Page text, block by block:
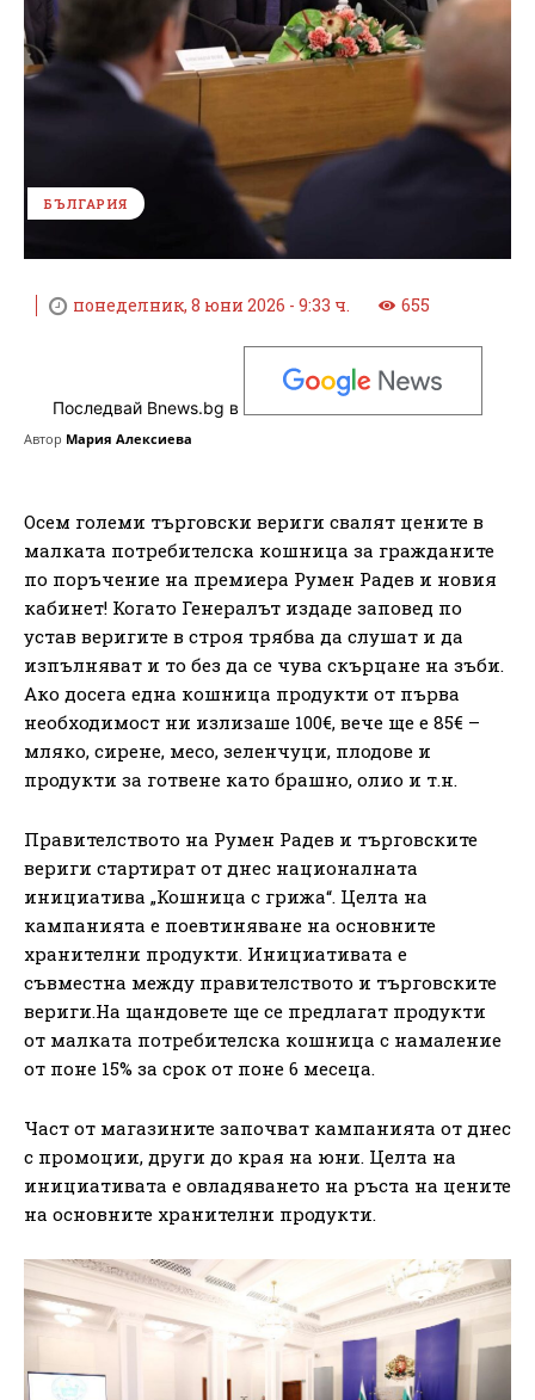
БЪЛГАРИЯ
понеделник, 8 юни 2026 - 9:33 ч. 655
Последвай Bnews.bg в
Автор Мария Алексиева
Осем големи търговски вериги свалят цените в
малката потребителска кошница за гражданите
по поръчение на премиера Румен Радев и новия
кабинет! Когато Генералът издаде заповед по
устав веригите в строя трябва да слушат и да
изпълняват и то без да се чува скърцане на зъби.
Ако досега една кошница продукти от първа
необходимост ни излизаше 100€, вече ще е 85€ –
мляко, сирене, месо, зеленчуци, плодове и
продукти за готвене като брашно, олио и т.н.
Правителството на Румен Радев и търговските
вериги стартират от днес националната
инициатива „Кошница с грижа“. Целта на
кампанията е поевтиняване на основните
хранителни продукти. Инициативата е
съвместна между правителството и търговските
вериги.На щандовете ще се предлагат продукти
от малката потребителска кошница с намаление
от поне 15% за срок от поне 6 месеца.
Част от магазините започват кампанията от днес
с промоции, други до края на юни. Целта на
инициативата е овладяването на ръста на цените
на основните хранителни продукти.